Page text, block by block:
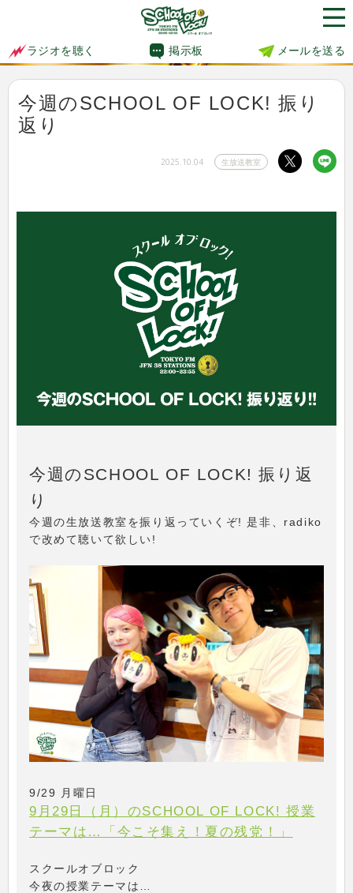
ラジオを聴く 掲示板 メールを送る
今週のSCHOOL OF LOCK! 振り
返り
2025.10.04 生放送教室
今週のSCHOOL OF LOCK! 振り返
り
今週の生放送教室を振り返っていくぞ! 是非、radiko
で改めて聴いて欲しい!
9/29 月曜日
9月29日（月）のSCHOOL OF LOCK! 授業
テーマは…「今こそ集え！夏の残党！」
スクールオブロック
今夜の授業テーマは…